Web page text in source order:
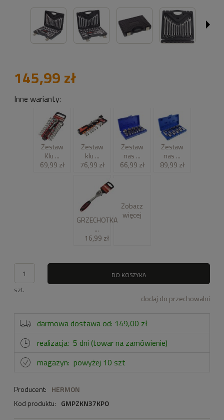
145,99 zł
Inne warianty:
Zestaw
Klu ...
69,99 zł
Zestaw
klu ...
76,99 zł
Zestaw
nas ...
66,99 zł
Zestaw
nas ...
89,99 zł
GRZECHOTKA
...
16,99 zł
Zobacz
więcej
szt.
DO KOSZYKA
dodaj do przechowalni
darmowa dostawa od: 149,00 zł
realizacja: 5 dni (towar na zamówienie)
magazyn: powyżej 10 szt
Producent: HERMON
Kod produktu: GMPZKN37KPO